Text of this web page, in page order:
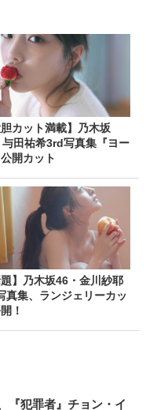
胆カット満載】乃木坂
田祐希3rd写真集『ヨー
開カット
題】乃木坂46・金川紗耶
真集、ランジェリーカッ
！
『犯罪者』チョン・イ